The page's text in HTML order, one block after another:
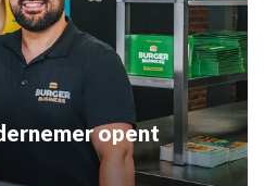
opent